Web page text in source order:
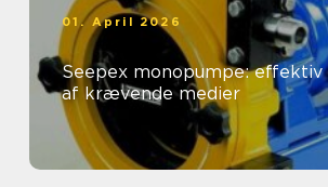
01. April 2026
Seepex monopumpe: effektiv
af krævende medier